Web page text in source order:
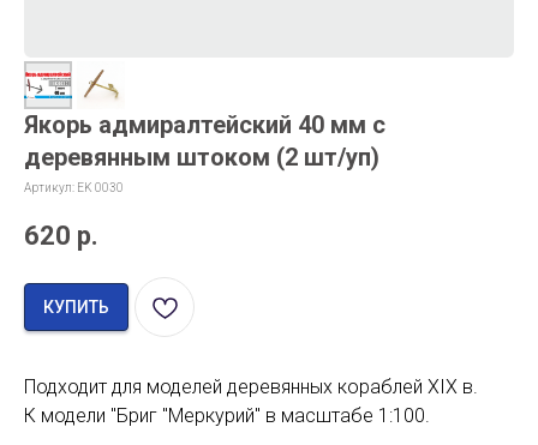
Якорь адмиралтейский 40 мм с
деревянным штоком (2 шт/уп)
Артикул: EK 0030
620 р.
КУПИТЬ
Подходит для моделей деревянных кораблей XIX в.
К модели "Бриг "Меркурий" в масштабе 1:100.